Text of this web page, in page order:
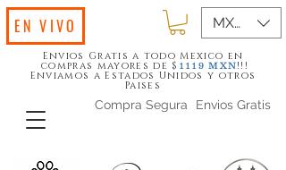
Envios Gratis
Compra Segura
Envios Gratis a todo Mexico en
compras mayores de $ 1119 MXN!!!
Enviamos a Estados Unidos y otros
Paises
MXN ($)
EN VIVO